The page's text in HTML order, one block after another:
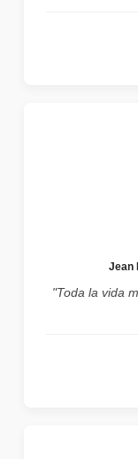
Jean
"Toda la vida